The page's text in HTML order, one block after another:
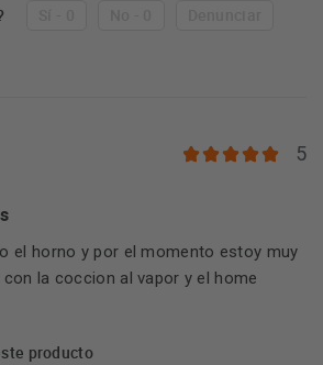
5
el horno y por el momento estoy muy
la coccion al vapor y el home
producto